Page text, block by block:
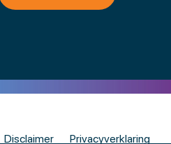
Disclaimer Privacyverklaring